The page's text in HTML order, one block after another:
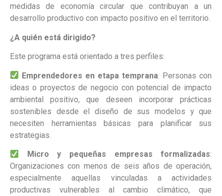
medidas de economía circular que contribuyan a un
desarrollo productivo con impacto positivo en el territorio.
¿A quién está dirigido?
Este programa está orientado a tres perfiles:
Emprendedores en etapa temprana: Personas con
ideas o proyectos de negocio con potencial de impacto
ambiental positivo, que deseen incorporar prácticas
sostenibles desde el diseño de sus modelos y que
necesiten herramientas básicas para planificar sus
estrategias.
Micro y pequeñas empresas formalizadas:
Organizaciones con menos de seis años de operación,
especialmente aquellas vinculadas a actividades
productivas vulnerables al cambio climático, que